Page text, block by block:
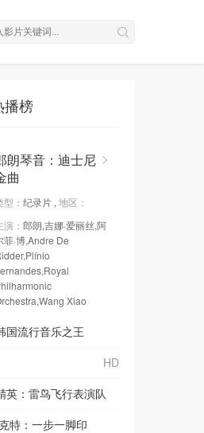
播榜
朗琴音：迪士尼
曲
型： 纪录片 , 地区：
演： 郎朗,吉娜·爱丽丝,阿
菲·博,Andre De
Xiao
国流行音乐之王
HD
英：雷鸟飞行表演队
特：一步一脚印